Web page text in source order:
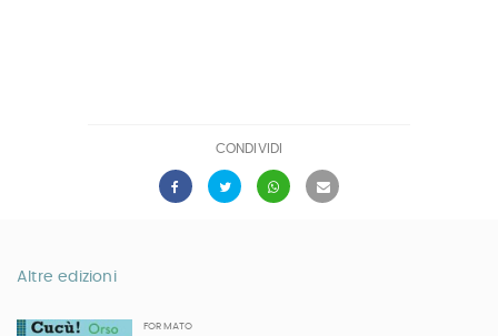
CONDIVIDI
Altre edizioni
FORMATO